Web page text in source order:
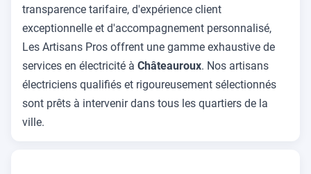
transparence tarifaire, d'expérience client
exceptionnelle et d'accompagnement personnalisé,
Les Artisans Pros offrent une gamme exhaustive de
services en électricité à Châteauroux. Nos artisans
électriciens qualifiés et rigoureusement sélectionnés
sont prêts à intervenir dans tous les quartiers de la
ville.